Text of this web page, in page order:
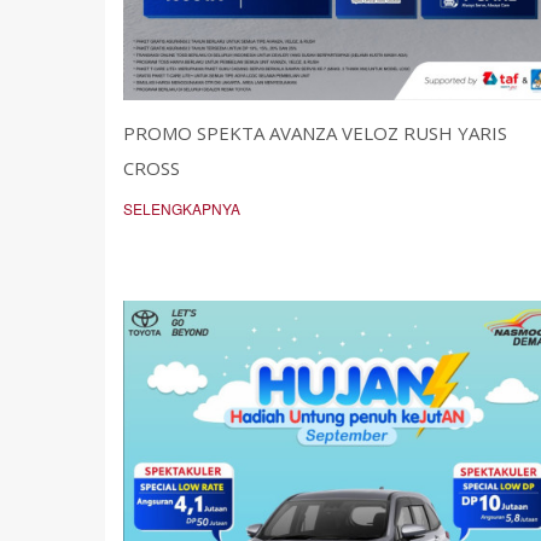
PROMO SPEKTA AVANZA VELOZ RUSH YARIS
CROSS
SELENGKAPNYA